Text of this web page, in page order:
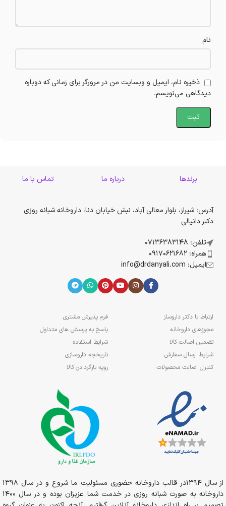
نام
ذخیره نام، ایمیل و وبسایت من در مرورگر برای زمانی که دوباره
دیدگاهی می‌نویسم.
برندها درباره ما تماس با ما
آدرس: شیراز، بلوار معالی آباد، نبش خیابان دنا، داروخانه شبانه روزی
دکتر دانیالی
تلفن: 07136383148
همراه: 09170621682
ایمیل: info@drdanyali.com
ارتباط با دکتر داروساز
مجوزهای داروخانه
تضمین اصالت کالا
شرایط ارسال سفارش
کنترل اصالت محصولات
فرم پذیرش مشتری
پاسخ به پرسش های متداول
شرایط استفاده
تاریخچه داروسازی
رویه بازگردادن کالا
از سال 1394در قالب داروخانه حضوری مسئولیت ما شروع و در سال 1398
داروخانه به صورت شبانه روزی در خدمت شما عزیزان بوده و در سال 1400